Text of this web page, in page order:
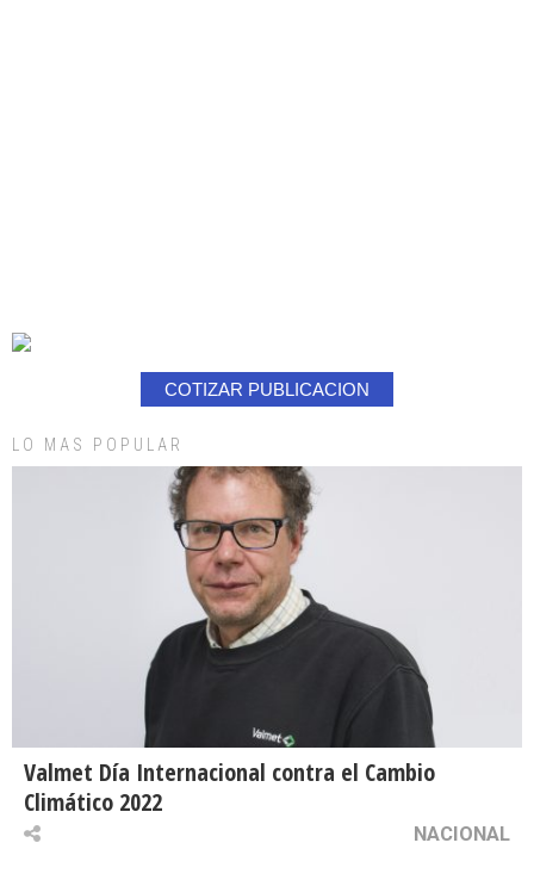
COTIZAR PUBLICACION
LO MAS POPULAR
Valmet Día Internacional contra el Cambio
Climático 2022
NACIONAL